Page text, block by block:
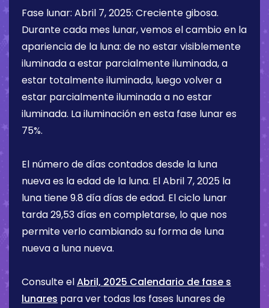
Fase lunar: Abril 7, 2025: Creciente gibosa.
Durante cada mes lunar, vemos el cambio en la
apariencia de la luna: de no estar visiblemente
iluminada a estar parcialmente iluminada, a
estar totalmente iluminada, luego volver a
estar parcialmente iluminada a no estar
iluminada. La iluminación en esta fase lunar es
75%.
El número de días contados desde la luna
nueva es la edad de la luna. ElAbril 7, 2025 la
luna tiene9.8 díadías de edad. El ciclo lunar
tarda 29,53 días en completarse, lo que nos
permite verlo cambiando su forma de luna
nueva a luna nueva.
Consulte elAbril, 2025 Calendario de fase s
lunares para ver todas las fases lunares de